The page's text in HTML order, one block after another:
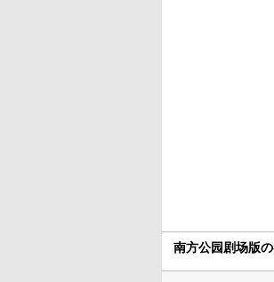
南方公园剧场版